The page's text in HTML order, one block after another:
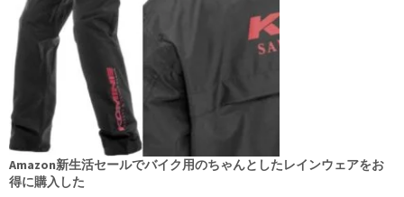
Amazon新生活セールでバイク用のちゃんとしたレインウェアをお
得に購入した